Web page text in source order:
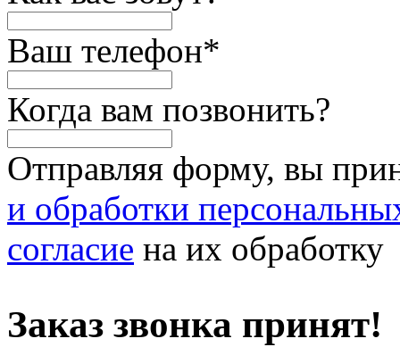
Ваш телефон*
Когда вам позвонить?
Отправляя форму, вы
и обработки
согласие на их обработку
Заказ звонка принят!